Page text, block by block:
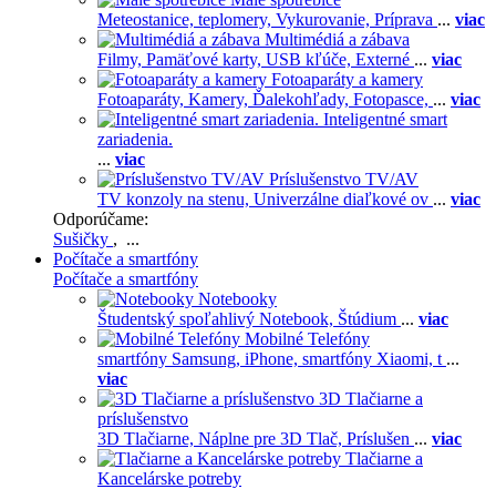
Meteostanice, teplomery, Vykurovanie, Príprava ... viac
Multimédiá a zábava
Filmy, Pamäťové karty, USB kľúče, Externé ... viac
Fotoaparáty a kamery
Fotoaparáty, Kamery, Ďalekohľady, Fotopasce, ... viac
Inteligentné smart
zariadenia.
... viac
Príslušenstvo TV/AV
TV konzoly na stenu, Univerzálne diaľkové ov ... viac
Odporúčame:
Sušičky , ...
Počítače a smartfóny
Počítače a smartfóny
Notebooky
Študentský spoľahlivý Notebook, Štúdium ... viac
Mobilné Telefóny
smartfóny Samsung, iPhone, smartfóny Xiaomi, t ...
viac
3D Tlačiarne a
príslušenstvo
3D Tlačiarne, Náplne pre 3D Tlač, Príslušen ... viac
Tlačiarne a
Kancelárske potreby